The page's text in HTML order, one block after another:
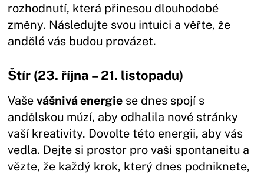
rozhodnutí, která přinesou dlouhodobé
změny. Následujte svou intuici a věřte, že
andělé vás budou provázet.
Štír (23. října – 21. listopadu)
Vaševášnivá energie se dnes spojí s
andělskou múzí, aby odhalila nové stránky
vaší kreativity. Dovolte této energii, aby vás
vedla. Dejte si prostor pro vaši spontaneitu a
vězte, že každý krok, který dnes podniknete,